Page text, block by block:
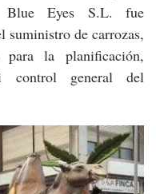
Blue Eyes S.L. fue
suministro de carrozas,
la planificación,
control general del